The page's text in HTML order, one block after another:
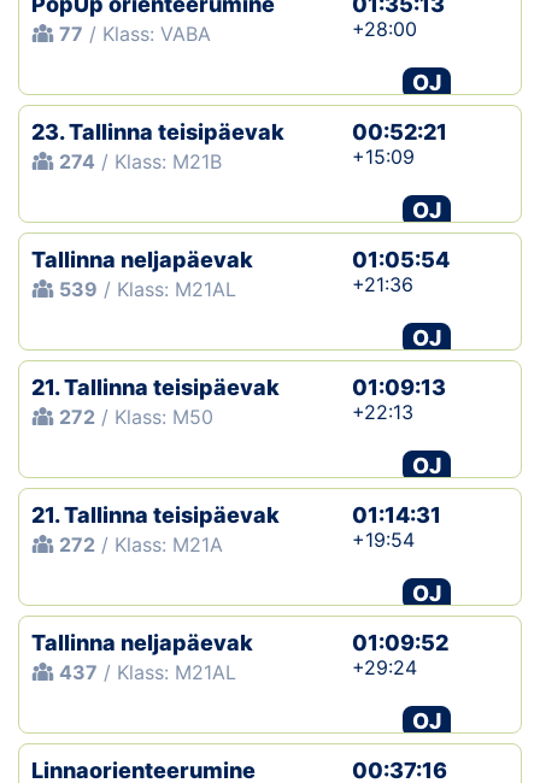
77 / Klass: VABA +28:00
OJ
23. Tallinna teisipäevak
274 / Klass: M21B
00:52:21
+15:09
OJ
Tallinna neljapäevak
539 / Klass: M21AL
01:05:54
+21:36
OJ
21. Tallinna teisipäevak
272 / Klass: M50
01:09:13
+22:13
OJ
21. Tallinna teisipäevak
272 / Klass: M21A
01:14:31
+19:54
OJ
Tallinna neljapäevak
437 / Klass: M21AL
01:09:52
+29:24
OJ
Linnaorienteerumine
00:37:16